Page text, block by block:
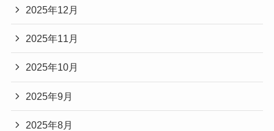
2025年12月
2025年11月
2025年10月
2025年9月
2025年8月